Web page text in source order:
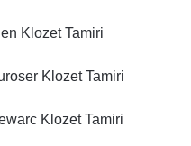
Klozet Tamiri
Klozet Tamiri
Klozet Tamiri